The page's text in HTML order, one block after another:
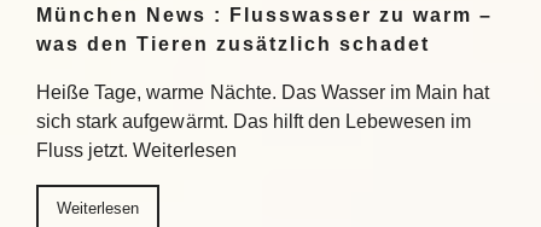
München News : Flusswasser zu warm –
was den Tieren zusätzlich schadet
Heiße Tage, warme Nächte. Das Wasser im Main hat
sich stark aufgewärmt. Das hilft den Lebewesen im
Fluss jetzt. Weiterlesen
Weiterlesen